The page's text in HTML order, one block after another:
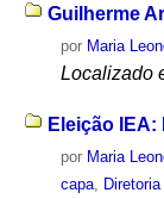
Guilherme
por Maria
Localizado
Eleição IEA:
por Maria
capa Diretoria